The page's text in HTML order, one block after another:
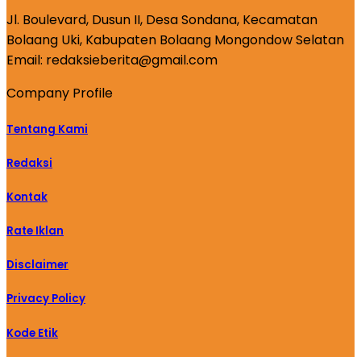
Jl. Boulevard, Dusun II, Desa Sondana, Kecamatan
Bolaang Uki, Kabupaten Bolaang Mongondow Selatan
Email: redaksieberita@gmail.com
Company Profile
Tentang Kami
Redaksi
Kontak
Rate Iklan
Disclaimer
Privacy Policy
Kode Etik